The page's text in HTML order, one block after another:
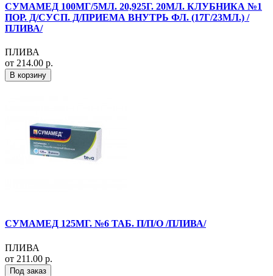
СУМАМЕД 100МГ/5МЛ. 20,925Г. 20МЛ. КЛУБНИКА №1
ПОР. Д/СУСП. Д/ПРИЕМА ВНУТРЬ ФЛ. (17Г/23МЛ.) /
ПЛИВА/
ПЛИВА
от 214.00 р.
В корзину
СУМАМЕД 125МГ. №6 ТАБ. П/П/О /ПЛИВА/
ПЛИВА
от 211.00 р.
Под заказ